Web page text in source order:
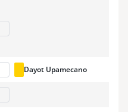
Dayot Upamecano